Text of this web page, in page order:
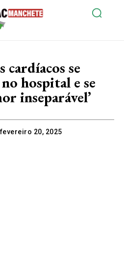
cardíacos se
hospital e se
inseparável’
fevereiro 20, 2025